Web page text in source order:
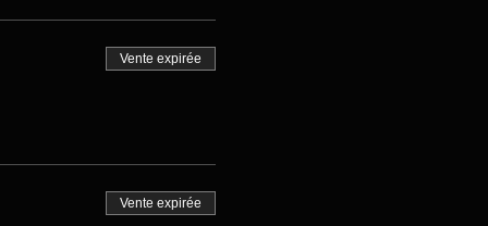
Vente expirée
Vente expirée